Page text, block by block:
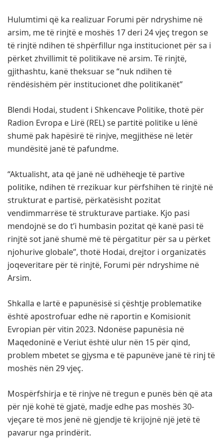
Hulumtimi që ka realizuar Forumi për ndryshime në
arsim, me të rinjtë e moshës 17 deri 24 vjeç tregon se
të rinjtë ndihen të shpërfillur nga institucionet për sa i
përket zhvillimit të politikave në arsim. Të rinjtë,
gjithashtu, kanë theksuar se “nuk ndihen të
rëndësishëm për institucionet dhe politikanët”
Blendi Hodai, student i Shkencave Politike, thotë për
Radion Evropa e Lirë (REL) se partitë politike u lënë
shumë pak hapësirë të rinjve, megjithëse në letër
mundësitë janë të pafundme.
“Aktualisht, ata që janë në udhëheqje të partive
politike, ndihen të rrezikuar kur përfshihen të rinjtë në
strukturat e partisë, përkatësisht pozitat
vendimmarrëse të strukturave partiake. Kjo pasi
mendojnë se do t’i humbasin pozitat që kanë pasi të
rinjtë sot janë shumë më të përgatitur për sa u përket
njohurive globale”, thotë Hodai, drejtor i organizatës
joqeveritare për të rinjtë, Forumi për ndryshime në
Arsim.
Shkalla e lartë e papunësisë si çështje problematike
është apostrofuar edhe në raportin e Komisionit
Evropian për vitin 2023. Ndonëse papunësia në
Maqedoninë e Veriut është ulur nën 15 për qind,
problem mbetet se gjysma e të papunëve janë të rinj të
moshës nën 29 vjeç.
Mospërfshirja e të rinjve në tregun e punës bën që ata
për një kohë të gjatë, madje edhe pas moshës 30-
vjeçare të mos jenë në gjendje të krijojnë një jetë të
pavarur nga prindërit.